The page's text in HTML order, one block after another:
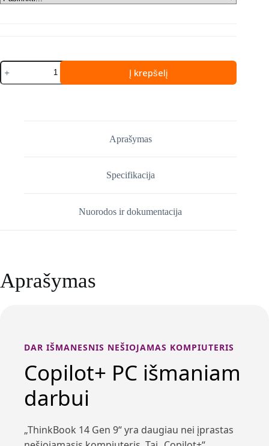
produkto
kiekis:
LENOVO
Į krepšelį
Aprašymas
Specifikacija
Nuorodos ir dokumentacija
Aprašymas
DAR IŠMANESNIS NEŠIOJAMAS KOMPIUTERIS
Copilot+ PC išmaniam
darbui
„ThinkBook 14 Gen 9“ yra daugiau nei įprastas